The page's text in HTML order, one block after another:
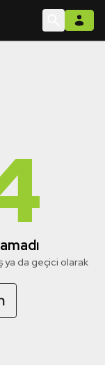
ya da geçici olarak